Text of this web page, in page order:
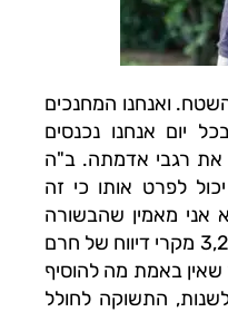
ואנחנו המחנכים
יום אנחנו נכנסים
את רגבי אדמתה. ב"ה
לפרט אותו כי זה
אני מאמין שהבשורה
הייחודית הזו תגיע לכולם. 3,200 מקרי דיווח של חרם
באמת מה להוסיף
התשוקה לחולל